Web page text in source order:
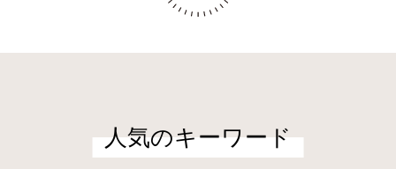
人気のキーワード